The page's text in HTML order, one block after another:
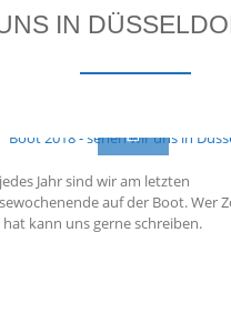
IN
Jahr sind wir am letzten
auf der Boot. Wer
hat kann uns gerne schreiben.